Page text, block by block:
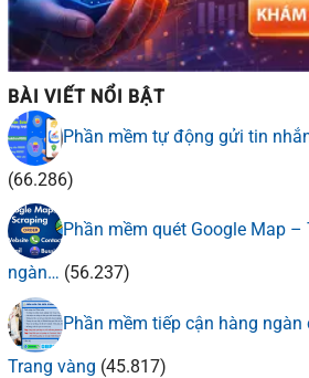
BÀI VIẾT NỔI BẬT
Phần mềm tự động gửi tin
(66.286)
Phần mềm quét Google Map
ngàn… (56.237)
Phần mềm tiếp cận hàng
Trang vàng (45.817)